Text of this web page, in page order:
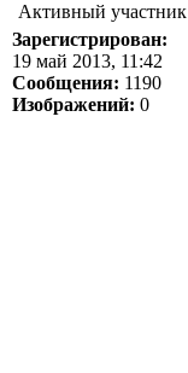
Активный участник
Зарегистрирован:
19 май 2013, 11:42
Сообщения: 1190
Изображений: 0